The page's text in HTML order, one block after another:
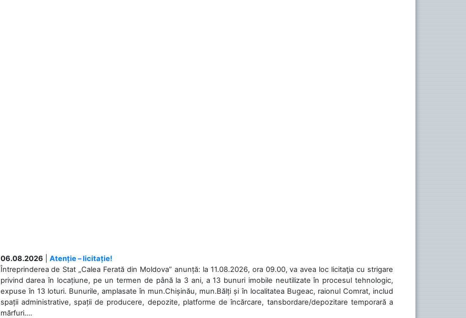
06.08.2026
Atenție – licitație!
Întreprinderea de Stat „Calea Ferată din Moldova” anunță: la 11.08.2026, ora 09.00, va avea loc licitaţia cu strigare
privind darea în locațiune, pe un termen de până la 3 ani, a 13 bunuri imobile neutilizate în procesul tehnologic,
expuse în 13 loturi. Bunurile, amplasate în mun.Chișinău, mun.Bălți și în localitatea Bugeac, raionul Comrat, includ
spații administrative, spații de producere, depozite, platforme de încărcare, tansbordare/depozitare temporară a
mărfuri....